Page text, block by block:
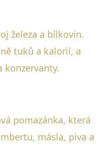
železa a bílkovin.
tuků a kalorií, a
konzervanty.
pomazánka, která
másla, piva a